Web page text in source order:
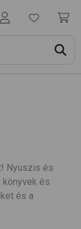
Nyuszis és
könyvek és
és a